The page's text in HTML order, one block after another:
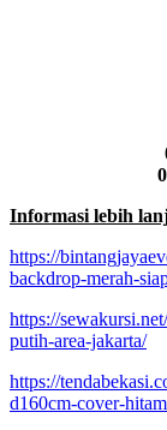
Informasi lebih
https://
backdrop-merah-
https://
putih-area-jakarta/
https://
d160cm-cover-